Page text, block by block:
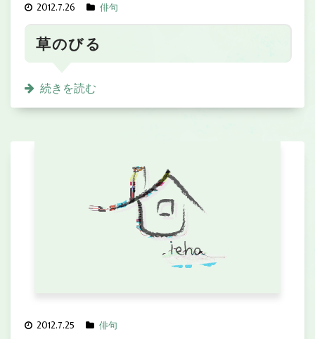
2012.7.26 俳句
草のびる
続きを読む
2012.7.25 俳句